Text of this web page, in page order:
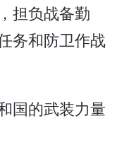
担负战备勤
务和防卫作战
国的武装力量